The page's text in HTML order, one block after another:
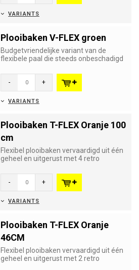
VARIANTS
Plooibaken V-FLEX groen
Budgetvriendelijke variant van de
flexibele paal die steeds onbeschadigd
- +
VARIANTS
Plooibaken T-FLEX Oranje 100
cm
Flexibel plooibaken vervaardigd uit één
geheel en uitgerust met 4 retro
- +
VARIANTS
Plooibaken T-FLEX Oranje
46CM
Flexibel plooibaken vervaardigd uit één
geheel en uitgerust met 2 retro